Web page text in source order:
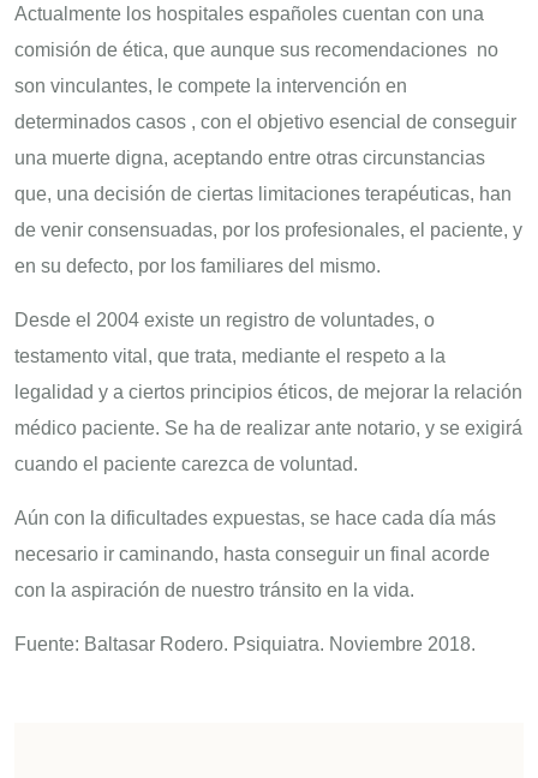
Actualmente los hospitales españoles cuentan con una
comisión de ética, que aunque sus recomendaciones no
son vinculantes, le compete la intervención en
determinados casos , con el objetivo esencial de conseguir
una muerte digna, aceptando entre otras circunstancias
que, una decisión de ciertas limitaciones terapéuticas, han
de venir consensuadas, por los profesionales, el paciente, y
en su defecto, por los familiares del mismo.
Desde el 2004 existe un registro de voluntades, o
testamento vital, que trata, mediante el respeto a la
legalidad y a ciertos principios éticos, de mejorar la relación
médico paciente. Se ha de realizar ante notario, y se exigirá
cuando el paciente carezca de voluntad.
Aún con la dificultades expuestas, se hace cada día más
necesario ir caminando, hasta conseguir un final acorde
con la aspiración de nuestro tránsito en la vida.
Fuente: Baltasar Rodero. Psiquiatra. Noviembre 2018.